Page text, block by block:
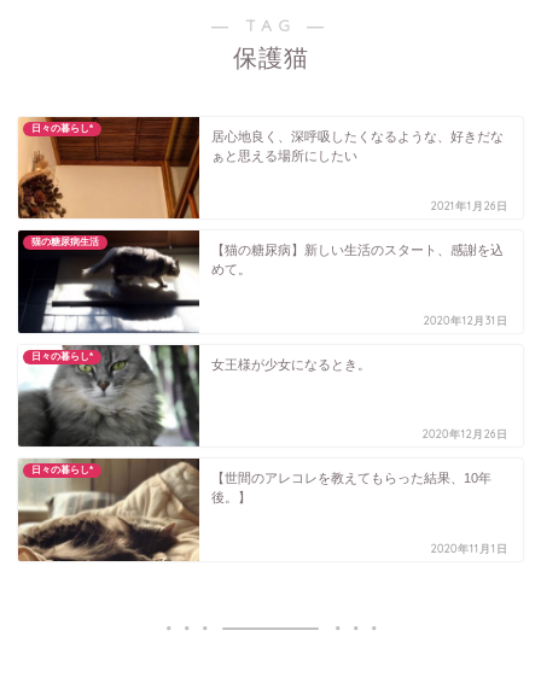
― TAG ―
保護猫
日々の暮らし*
居心地良く、深呼吸したくなるような、好きだな
ぁと思える場所にしたい
2021年1月26日
猫の糖尿病生活
【猫の糖尿病】新しい生活のスタート、感謝を込
めて。
2020年12月31日
日々の暮らし*
女王様が少女になるとき。
2020年12月26日
日々の暮らし*
【世間のアレコレを教えてもらった結果、10年
後。】
2020年11月1日